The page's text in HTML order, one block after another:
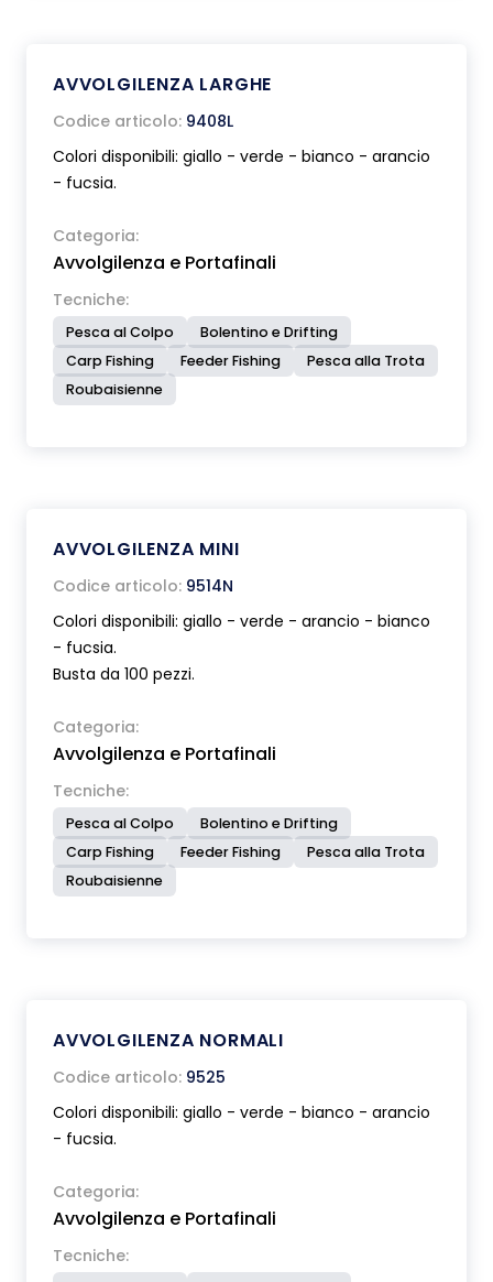
AVVOLGILENZA LARGHE
Codice articolo: 9408L
Colori disponibili: giallo - verde - bianco - arancio
- fucsia.
Categoria:
Avvolgilenza e Portafinali
Tecniche:
Pesca al Colpo
Bolentino e Drifting
Carp Fishing
Feeder Fishing
Pesca alla Trota
Roubaisienne
AVVOLGILENZA MINI
Codice articolo: 9514N
Colori disponibili: giallo - verde - arancio - bianco
- fucsia.
Busta da 100 pezzi.
Categoria:
Avvolgilenza e Portafinali
Tecniche:
Pesca al Colpo
Bolentino e Drifting
Carp Fishing
Feeder Fishing
Pesca alla Trota
Roubaisienne
AVVOLGILENZA NORMALI
Codice articolo: 9525
Colori disponibili: giallo - verde - bianco - arancio
- fucsia.
Categoria:
Avvolgilenza e Portafinali
Tecniche: